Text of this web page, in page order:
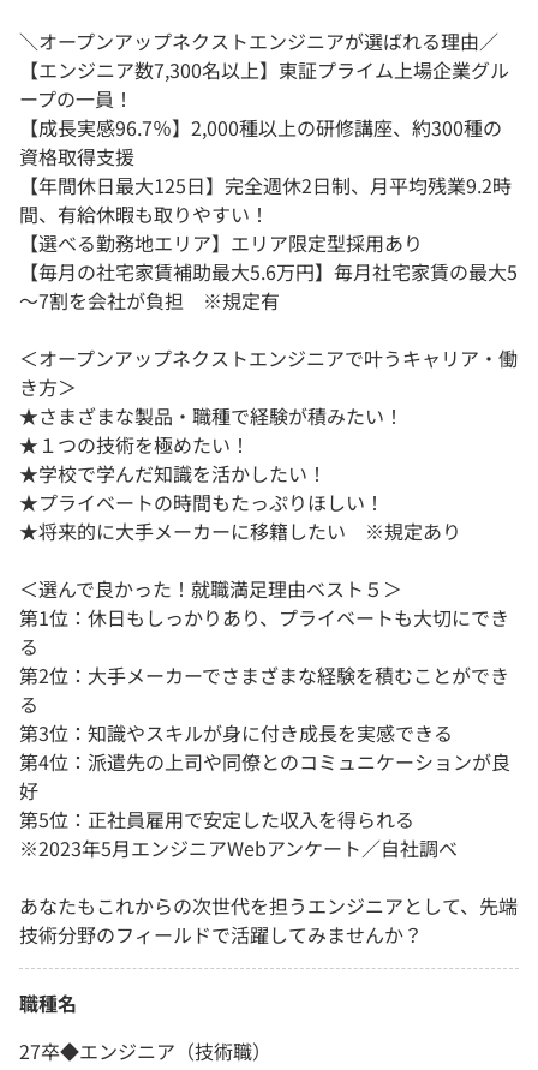
＼オープンアップネクストエンジニアが選ばれる理由／
【エンジニア数7,300名以上】東証プライム上場企業グル
ープの一員！
【成長実感96.7％】2,000種以上の研修講座、約300種の
資格取得支援
【年間休日最大125日】完全週休2日制、月平均残業9.2時
間、有給休暇も取りやすい！
【選べる勤務地エリア】エリア限定型採用あり
【毎月の社宅家賃補助最大5.6万円】毎月社宅家賃の最大5
～7割を会社が負担 ※規定有
＜オープンアップネクストエンジニアで叶うキャリア・働
き方＞
★さまざまな製品・職種で経験が積みたい！
★１つの技術を極めたい！
★学校で学んだ知識を活かしたい！
★プライベートの時間もたっぷりほしい！
★将来的に大手メーカーに移籍したい ※規定あり
＜選んで良かった！就職満足理由ベスト５＞
第1位：休日もしっかりあり、プライベートも大切にでき
る
第2位：大手メーカーでさまざまな経験を積むことができ
る
第3位：知識やスキルが身に付き成長を実感できる
第4位：派遣先の上司や同僚とのコミュニケーションが良
好
第5位：正社員雇用で安定した収入を得られる
※2023年5月エンジニアWebアンケート／自社調べ
あなたもこれからの次世代を担うエンジニアとして、先端
技術分野のフィールドで活躍してみませんか？
職種名
27卒◆エンジニア（技術職）